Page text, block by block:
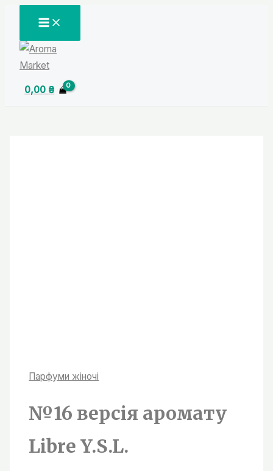
вмісту
MAIN
MENU
0,00 ₴
Парфуми жiночi
№16 версія аромату
Libre Y.S.L.